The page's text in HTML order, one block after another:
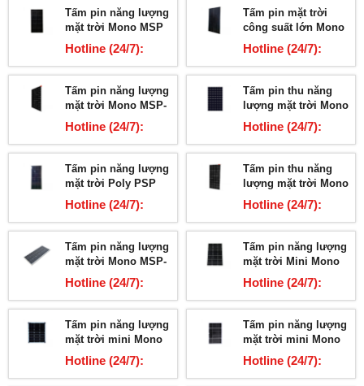
Tấm pin năng lượng
mặt trời Mono MSP
380W
Hotline (24/7):
03678.2.5959
Tấm pin mặt trời
công suất lớn Mono
MSP-400W
Hotline (24/7):
03678.2.5959
Tấm pin năng lượng
mặt trời Mono MSP-
345W
Hotline (24/7):
03678.2.5959
Tấm pin thu năng
lượng mặt trời Mono
MSP-260W
Hotline (24/7):
03678.2.5959
Tấm pin năng lượng
mặt trời Poly PSP
100W
Hotline (24/7):
03678.2.5959
Tấm pin thu năng
lượng mặt trời Mono
MSP-150W
Hotline (24/7):
03678.2.5959
Tấm pin năng lượng
mặt trời Mono MSP-
100W
Hotline (24/7):
03678.2.5959
Tấm pin năng lượng
mặt trời Mini Mono
MSP-60W
Hotline (24/7):
03678.2.5959
Tấm pin năng lượng
mặt trời mini Mono
MSP-50W
Hotline (24/7):
03678.2.5959
Tấm pin năng lượng
mặt trời mini Mono
MSP-40W
Hotline (24/7):
03678.2.5959